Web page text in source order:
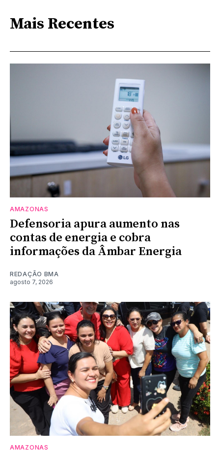
Mais Recentes
AMAZONAS
Defensoria apura aumento nas
contas de energia e cobra
informações da Âmbar Energia
REDAÇÃO BMA
agosto 7, 2026
AMAZONAS